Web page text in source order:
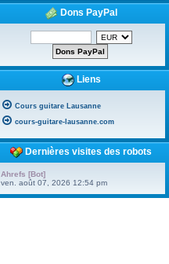
Dons PayPal
Liens
Cours guitare Lausanne
cours-guitare-lausanne.com
Dernières visites des robots
Ahrefs [Bot]
ven. août 07, 2026 12:54 pm